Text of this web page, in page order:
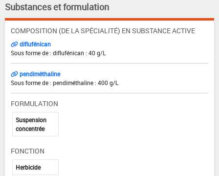
Substances et formulation
COMPOSITION (DE LA SPÉCIALITÉ) EN SUBSTANCE ACTIVE
diflufénican
Sous forme de : diflufénican : 40 g/L
pendiméthaline
Sous forme de : pendiméthaline : 400 g/L
FORMULATION
Suspension
concentrée
FONCTION
Herbicide